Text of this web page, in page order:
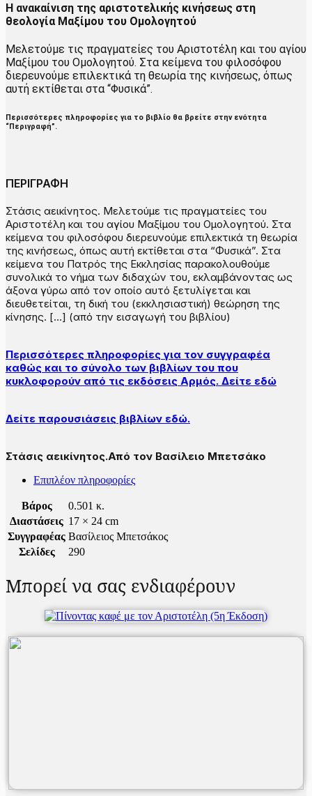
Η ανακαίνιση της αριστοτελικής κινήσεως στη
θεολογία Μαξίμου του Ομολογητού
Μελετούμε τις πραγματείες του Αριστοτέλη και του αγίου
Μαξίμου του Ομολογητού. Στα κείμενα του φιλοσόφου
διερευνούμε επιλεκτικά τη θεωρία της κινήσεως, όπως
αυτή εκτίθεται στα “Φυσικά”.
Περισσότερες πληροφορίες για το βιβλίο θα βρείτε στην ενότητα
“Περιγραφή”.
ΠΕΡΙΓΡΑΦΗ
Στάσις αεικίνητος. Μελετούμε τις πραγματείες του
Αριστοτέλη και του αγίου Μαξίμου του Ομολογητού. Στα
κείμενα του φιλοσόφου διερευνούμε επιλεκτικά τη θεωρία
της κινήσεως, όπως αυτή εκτίθεται στα “Φυσικά”. Στα
κείμενα του Πατρός της Εκκλησίας παρακολουθούμε
συνολικά το νήμα των διδαχών του, εκλαμβάνοντας ως
άξονα γύρω από τον οποίο αυτό ξετυλίγεται και
διευθετείται, τη δική του (εκκλησιαστική) θεώρηση της
κίνησης. […] (από την εισαγωγή του βιβλίου)
Περισσότερες πληροφορίες για τον συγγραφέα
καθώς και το σύνολο των βιβλίων του που
κυκλοφορούν από τις εκδόσεις Αρμός. Δείτε εδώ
Δείτε παρουσιάσεις βιβλίων εδώ.
Στάσις αεικίνητος.Από τον Βασίλειο Μπετσάκο
Επιπλέον πληροφορίες
Βάρος
0.501 κ.
Διαστάσεις 17 × 24 cm
Συγγραφέας Βασίλειος Μπετσάκος
Σελίδες
290
Μπορεί να σας ενδιαφέρουν